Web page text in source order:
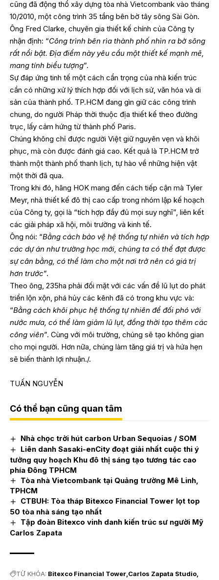
cũng đã động thổ xây dựng tòa nhà Vietcombank vào tháng
10/2010, một công trình 35 tầng bên bờ tây sông Sài Gòn.
Ông Fred Clarke, chuyên gia thiết kế chính của Công ty
nhận định: “Công trình bên rìa thành phố nhìn ra bờ sông
rất nổi bật. Địa điểm này yêu cầu một thiết kế mạnh mẽ,
mang tính biểu tượng”.
Sự đáp ứng tinh tế một cách cẩn trọng của nhà kiến trúc
cần có những xử lý thích hợp đối với lịch sử, văn hóa và di
sản của thành phố. TP.HCM đang gìn giữ các công trình
chung, do người Pháp thời thuộc địa thiết kế theo đường
trục, lấy cảm hứng từ thành phố Paris.
Chúng không chỉ được người Việt giữ nguyên vẹn và khôi
phục, mà còn được đánh giá cao. Kết quả là TP.HCM trở
thành một thành phố thanh lịch, tự hào về những hiện vật
một thời đã qua.
Trong khi đó, hãng HOK mang đến cách tiếp cận mà Tyler
Meyr, nhà thiết kế đô thị cao cấp trong nhóm lập kế hoạch
của Công ty, gọi là “tích hợp đầy đủ mọi suy nghĩ”, liên kết
các giải pháp xã hội, môi trường và kinh tế.
Ông nói: “Bằng cách bảo vệ hệ thống tự nhiên và tích hợp
các dự án như trường học mới, chúng ta có thể đạt được
sự cân bằng, có thể làm cho một nơi trở nên có giá trị
hơn trước”.
Theo ông, 235ha phải đối mặt với các vấn đề lũ lụt do phát
triển lộn xộn, phá hủy các kênh đã có trong khu vực và:
“Bằng cách khôi phục hệ thống tự nhiên để đối phó với
nước mưa, có thể làm giảm lũ lụt, đồng thời tạo thêm các
công viên”. Cùng với môi trường, chúng sẽ tạo không gian
cho mọi người. Hơn nữa, chúng làm tăng giá trị và hứa hẹn
sẽ biến thành lợi nhuận./.
TUẤN NGUYỄN
Có thể bạn cũng quan tâm
Nhà chọc trời hút carbon Urban Sequoias / SOM
Liên danh Sasaki-enCity đoạt giải nhất cuộc thi ý
tưởng quy hoạch Khu đô thị sáng tạo tương tác cao
phía Đông TPHCM
Tòa nhà Vietcombank tại Quảng trường Mê Linh,
TPHCM
CTBUH: Tòa tháp Bitexco Financial Tower lọt top
50 tòa nhà sáng tạo nhất
Tập đoàn Bitexco vinh danh kiến trúc sư người Mỹ
Carlos Zapata
TỪ KHÓA: Bitexco Financial Tower Carlos Zapata Studio